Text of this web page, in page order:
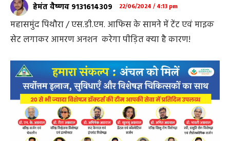
हेमंत वैष्णव 9131614309 22/06/2024 / 4:13 pm
महासमुंद पिथौरा / एस.डी.एम. आफिस के सामने में टेंट एवं माइक
सेट लगाकर आमरण अनशन करेगा पीड़ित क्या है कारण!